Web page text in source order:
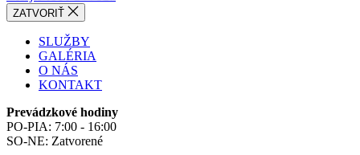
ZATVORIŤ
SLUŽBY
GALÉRIA
O NÁS
KONTAKT
Prevádzkové hodiny
PO-PIA: 7:00 - 16:00
SO-NE: Zatvorené